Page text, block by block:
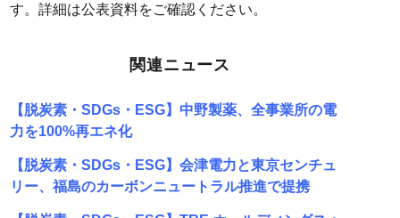
す。詳細は公表資料をご確認ください。
関連ニュース
【脱炭素・SDGs・ESG】中野製薬、全事業所の電
力を100%再エネ化
【脱炭素・SDGs・ESG】会津電力と東京センチュ
リー、福島のカーボンニュートラル推進で提携